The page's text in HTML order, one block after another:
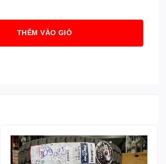
THÊM VÀO GIỎ